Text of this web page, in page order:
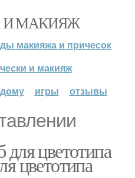
И МАКИЯЖ
макияжа и причесок
и макияж
игры отзывы
для цветотипа
цветотипа